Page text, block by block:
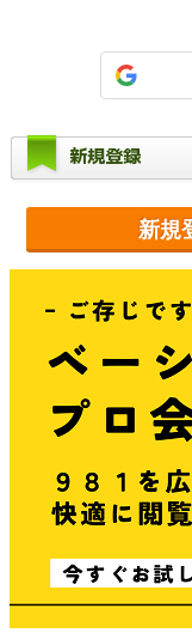
新規登録
新規